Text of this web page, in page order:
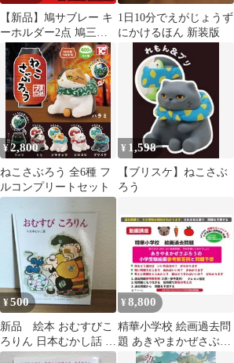
【新品】鳩サブレー キ
ーホルダー2点 鳩三郎&
鳩ホルダー 鎌倉豊島屋
本店限定
1日10分でえがじょうず
にかけるほん 新装版
¥2,800
ねこさぶろう 全6種 フ
ルコンプリートセット
¥ 1,598
【ブリスケ】ねこさぶ
ろう
¥500
新品 絵本 おむすびこ
ろりん 日本むかし話 偕
成社
¥8,800
精華小学校 絵画過去問
題 あきやまかぜさぶろ
う の小学校受験絵画講